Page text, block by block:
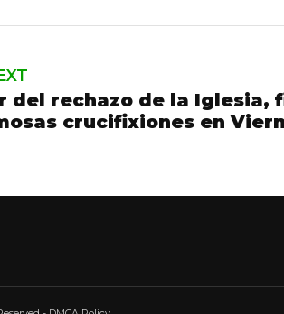
del rechazo de la Iglesia,
crucifixiones en